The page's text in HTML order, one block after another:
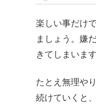
楽しい事だけ
ましょう。嫌
きてしまいます
たとえ無理や
続けていくと